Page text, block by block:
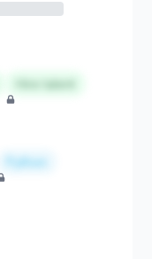
Hire talent
Python